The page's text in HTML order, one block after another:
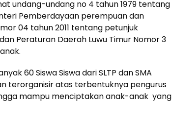
undang-undang no 4 tahun 1979 tentang
Pemberdayaan perempuan dan
04 tahun 2011 tentang petunjuk
Peraturan Daerah Luwu Timur Nomor 3
60 Siswa Siswa dari SLTP dan SMA
terorganisir atas terbentuknya pengurus
mampu menciptakan anak-anak yang